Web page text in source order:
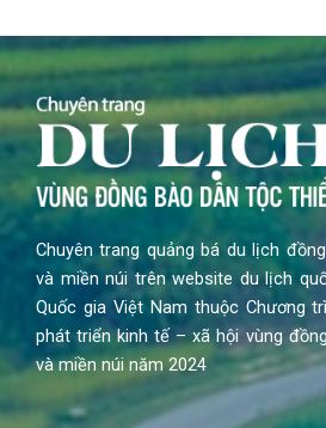
Chuyên trang quảng bá du lịch
và miền núi trên website du lịch
Quốc gia Việt Nam thuộc Chương
phát triển kinh tế – xã hội vùng
và miền núi năm 2024